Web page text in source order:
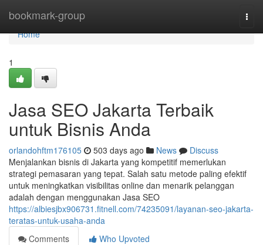
bookmark-group
Home
Home
1
Jasa SEO Jakarta Terbaik
untuk Bisnis Anda
orlandohftm176105 503 days ago News
Discuss
Menjalankan bisnis di Jakarta yang kompetitif memerlukan
strategi pemasaran yang tepat. Salah satu metode paling efektif
untuk meningkatkan visibilitas online dan menarik pelanggan
adalah dengan menggunakan Jasa SEO
https://albiesjbx906731.fitnell.com/74235091/layanan-seo-jakarta-
teratas-untuk-usaha-anda
Comments
Who Upvoted